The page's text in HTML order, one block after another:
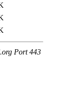
Port 443